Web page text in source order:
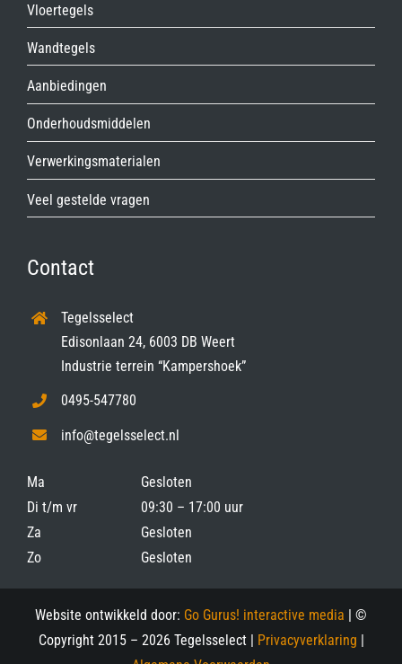
Vloertegels
Wandtegels
Aanbiedingen
Onderhoudsmiddelen
Verwerkingsmaterialen
Veel gestelde vragen
Contact
Tegelsselect
Edisonlaan 24, 6003 DB Weert
Industrie terrein “Kampershoek”
0495-547780
info@tegelsselect.nl
Ma
Gesloten
Di t/m vr
09:30 – 17:00 uur
Za
Gesloten
Zo
Gesloten
Website ontwikkeld door: Go Gurus! interactive media | ©
Copyright 2015 – 2026 Tegelsselect | Privacyverklaring |